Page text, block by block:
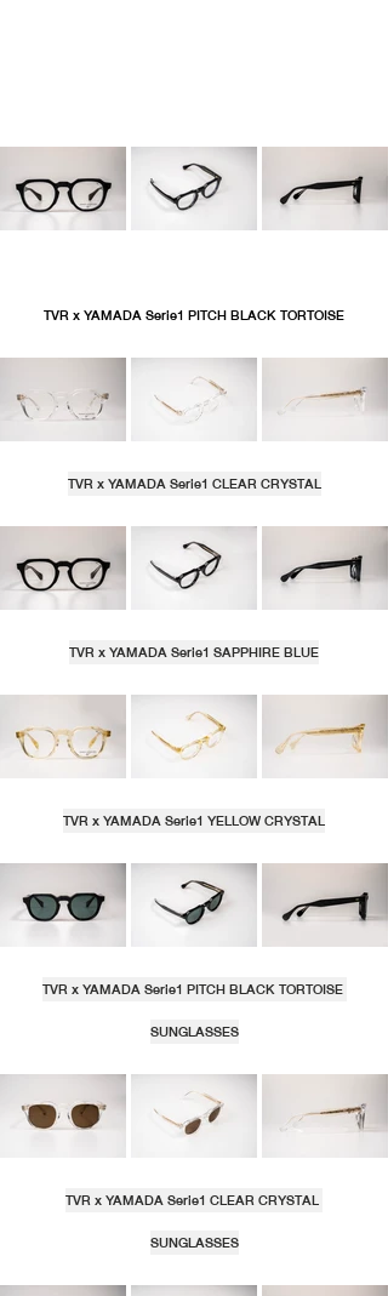
TVR x YAMADA Serie1 PITCH BLACK TORTOISE
TVR x YAMADA Serie1 CLEAR CRYSTAL
TVR x YAMADA Serie1 SAPPHIRE BLUE
TVR x YAMADA Serie1 YELLOW CRYSTAL
TVR x YAMADA Serie1 PITCH BLACK TORTOISE
SUNGLASSES
TVR x YAMADA Serie1 CLEAR CRYSTAL
SUNGLASSES